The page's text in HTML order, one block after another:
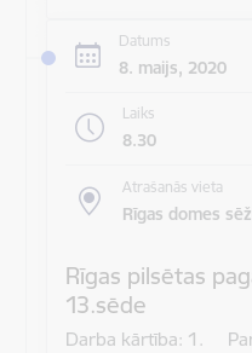
Datums
8. maijs, 2020
Laiks
8.30
Atrašanās vieta
Rīgas domes
Rīgas pilsētas
13.sēde
Darba kārtība: 1.